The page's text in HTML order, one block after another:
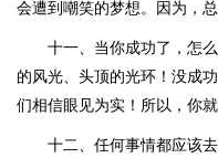
会遭到嘲笑的梦想。因为，
十一、当你成功了，怎
的风光、头顶的光环！没成
们相信眼见为实！所以，你
十二、任何事情都应该